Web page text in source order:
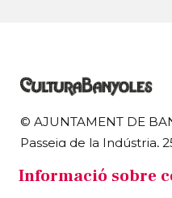
© AJUNTAMENT DE
Passeig de la Indústria,
972 58 18 48 | 972 57 00
Informació sobre